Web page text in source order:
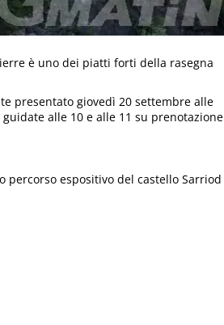
è uno dei piatti forti della rasegna
presentato giovedì 20 settembre alle
alle 10 e alle 11 su prenotazione
percorso espositivo del castello Sarriod